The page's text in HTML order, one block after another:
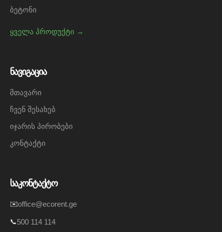
ბეტონი
ყველა პროდუქტი →
ნავიგაცია
მთავარი
ჩვენ შესახებ
იჯარის პირობები
კონტაქტი
საკონტაქტო
✉️office@ecorent.ge
📞500 114 114